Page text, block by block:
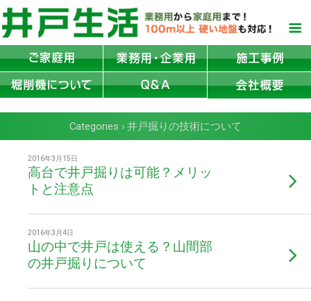
Categories › 井戸掘りの技術について
2016年3月15日
高台で井戸掘りは可能？メリッ
トと注意点
2016年3月4日
山の中で井戸は使える？山間部
の井戸掘りについて